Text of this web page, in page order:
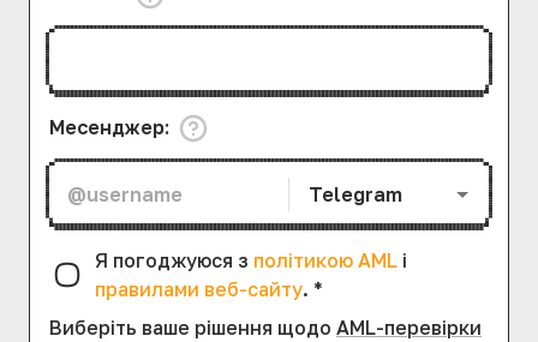
Месенджер:
Telegram
Я погоджуюся з політикою AML і
правилами веб-сайту. *
Виберіть ваше рішення щодо AML-перевірки